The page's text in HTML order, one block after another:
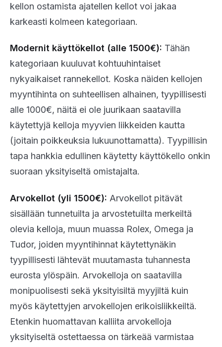
kellon ostamista ajatellen kellot voi jakaa
karkeasti kolmeen kategoriaan.
Modernit käyttökellot (alle 1500€): Tähän
kategoriaan kuuluvat kohtuuhintaiset
nykyaikaiset rannekellot. Koska näiden kellojen
myyntihinta on suhteellisen alhainen, tyypillisesti
alle 1000€, näitä ei ole juurikaan saatavilla
käytettyjä kelloja myyvien liikkeiden kautta
(joitain poikkeuksia lukuunottamatta). Tyypillisin
tapa hankkia edullinen käytetty käyttökello onkin
suoraan yksityiseltä omistajalta.
Arvokellot (yli 1500€): Arvokellot pitävät
sisällään tunnetuilta ja arvostetuilta merkeiltä
olevia kelloja, muun muassa Rolex, Omega ja
Tudor, joiden myyntihinnat käytettynäkin
tyypillisesti lähtevät muutamasta tuhannesta
eurosta ylöspäin. Arvokelloja on saatavilla
monipuolisesti sekä yksityisiltä myyjiltä kuin
myös käytettyjen arvokellojen erikoisliikkeiltä.
Etenkin huomattavan kalliita arvokelloja
yksityiseltä ostettaessa on tärkeää varmistaa